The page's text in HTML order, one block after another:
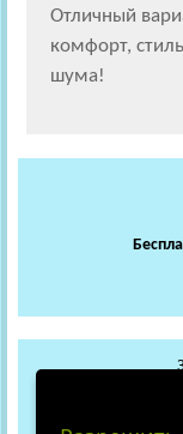
Отличный
комфорт,
шума!